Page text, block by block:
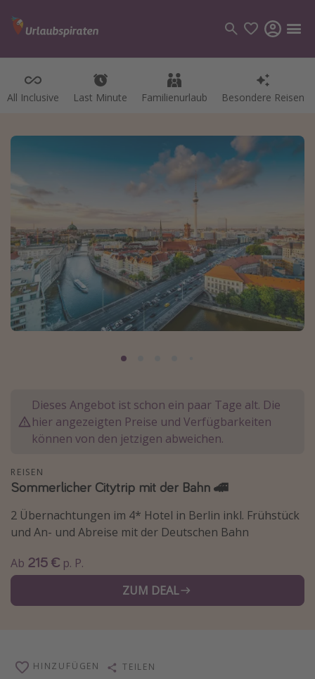
All Inclusive Last Minute Familienurlaub Besondere Reisen
Kategorien
Pauschalreisen
Kreuzfahrten
Reiseziele
Alle Reiseziele
Bodensee Urlaub
Gozo Urlaub
Normandie Urlaub
Kefalonia Urlaub
Krabi Urlaub
Tulum Urlaub
Sri Lanka Rundreise
Japan Rundreise
Reisethemen
Alle Reisethemen
Wellnessurlaub
Disneyland Paris
Singlereisen
Dieses Angebot ist schon ein paar Tage alt. Die
hier angezeigten Preise und Verfügbarkeiten
können von den jetzigen abweichen.
REISEN
Sommerlicher Citytrip mit der Bahn 🚄
2 Übernachtungen im 4* Hotel in Berlin inkl. Frühstück
und An- und Abreise mit der Deutschen Bahn
Ab 215 € p. P.
ZUM DEAL
HINZUFÜGEN TEILEN